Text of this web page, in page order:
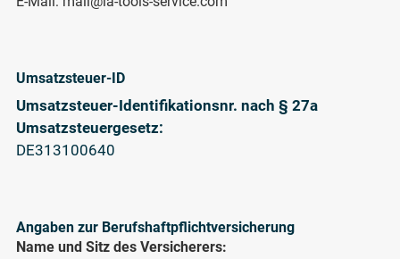
Umsatzsteuer-ID
Umsatzsteuer-Identifikationsnr. nach § 27a
Umsatzsteuergesetz:
DE313100640
Angaben zur Berufshaftpflichtversicherung
Name und Sitz des Versicherers: